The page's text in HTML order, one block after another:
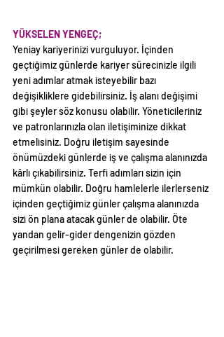
YÜKSELEN YENGEÇ;
Yeniay kariyerinizi vurguluyor. İçinden
geçtiğimiz günlerde kariyer sürecinizle ilgili
yeni adımlar atmak isteyebilir bazı
değişikliklere gidebilirsiniz. İş alanı değişimi
gibi şeyler söz konusu olabilir. Yöneticileriniz
ve patronlarınızla olan iletişiminize dikkat
etmelisiniz. Doğru iletişim sayesinde
önümüzdeki günlerde iş ve çalışma alanınızda
kârlı çıkabilirsiniz. Terfi adımları sizin için
mümkün olabilir. Doğru hamlelerle ilerlerseniz
içinden geçtiğimiz günler çalışma alanınızda
sizi ön plana atacak günler de olabilir. Öte
yandan gelir-gider dengenizin gözden
geçirilmesi gereken günler de olabilir.